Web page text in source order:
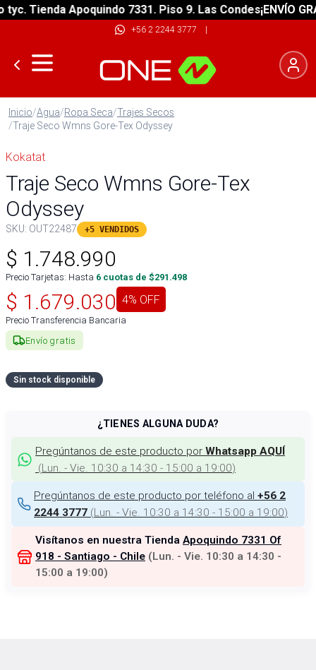
Tienda Apoquindo 7331. Piso 9. Las Condes¡ENVÍO
+56 2 2244 3777 |
Inicio/Agua/Ropa Seca/Trajes Secos
/Traje Seco Wmns Gore-Tex Odyssey
Kokatat
Traje Seco Wmns Gore-Tex
Odyssey
SKU: OUT22487 +5 VENDIDOS
$ 1.748.990
Precio Tarjetas: Hasta 6 cuotas de $291.498
$ 1.679.030 4% OFF
Precio Transferencia Bancaria
Envío gratis
Sin stock disponible
¿TIENES ALGUNA DUDA?
Pregúntanos de este producto por Whatsapp AQUÍ
(Lun. - Vie. 10:30 a 14:30 - 15:00 a 19:00)
Pregúntanos de este producto por teléfono al +56 2
2244 3777 (Lun. - Vie. 10:30 a 14:30 - 15:00 a 19:00)
Visítanos en nuestra Tienda Apoquindo 7331 Of
918 - Santiago - Chile (Lun. - Vie. 10:30 a 14:30 -
15:00 a 19:00)